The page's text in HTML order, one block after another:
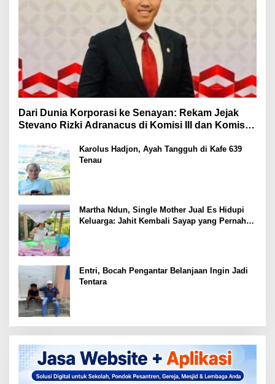
Dari Dunia Korporasi ke Senayan: Rekam Jejak
Stevano Rizki Adranacus di Komisi III dan Komisi X
Karolus Hadjon, Ayah Tangguh di Kafe 639
Tenau
Martha Ndun, Single Mother Jual Es Hidupi
Keluarga: Jahit Kembali Sayap yang Pernah
Entri, Bocah Pengantar Belanjaan Ingin Jadi
Tentara